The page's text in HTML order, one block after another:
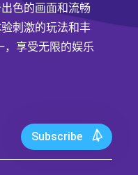
色的画面和流畅
刺激的玩法和丰
，享受无限的娱乐
Subscribe